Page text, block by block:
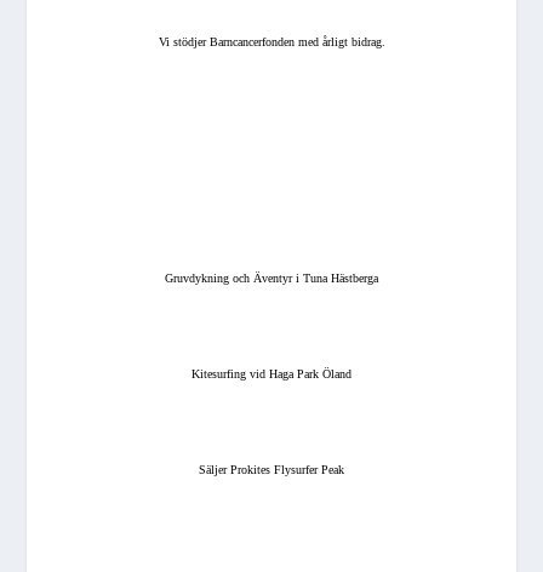
Vi stödjer Barncancerfonden med årligt bidrag.
Gruvdykning och Äventyr i Tuna Hästberga
Kitesurfing vid Haga Park Öland
Säljer Prokites Flysurfer Peak